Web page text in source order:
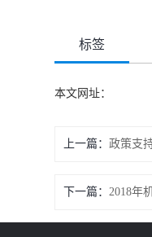
标签
本文网址：
上一篇：
下一篇：